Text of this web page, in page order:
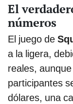
El
números
El juego de
a la ligera,
reales,
participantes
dólares, una